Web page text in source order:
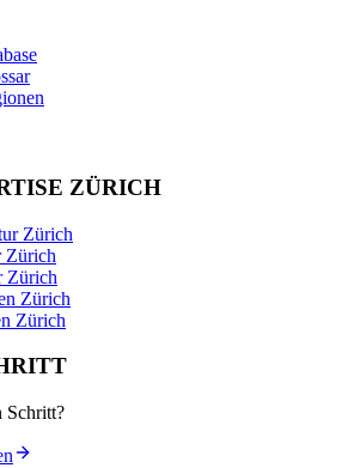
ZÜRICH
Zürich
Zürich
Zürich
Zürich
Zürich
Schritt?